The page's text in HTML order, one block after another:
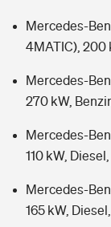
Mercedes-
4MATIC), 200
Mercedes-
270 kW,
Mercedes-
110 kW,
Mercedes-
165 kW,